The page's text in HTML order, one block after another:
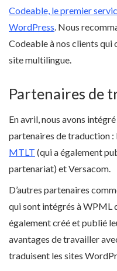
Codeable, le premier
WordPress. Nous
Codeable à nos clients qui
site multilingue.
Partenaires de
En avril, nous avons
partenaires de traduction :
MTLT (qui a également
partenariat) et Versacom.
D’autres partenaires
qui sont intégrés à WPML
également créé et publié
avantages de travailler
traduisent les sites